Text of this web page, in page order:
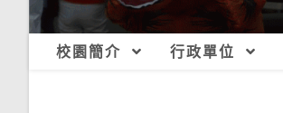
校園簡介 行政單位